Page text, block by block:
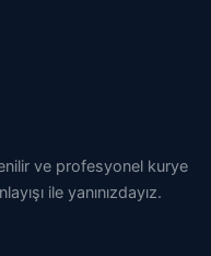
ve profesyonel kurye
ile yanınızdayız.